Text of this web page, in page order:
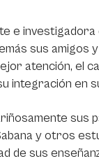
e
sus
atención, el
integración en
sus
y otros
de sus